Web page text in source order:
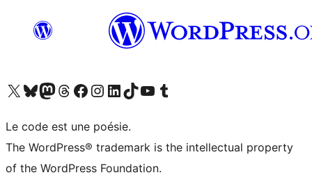
Visitez notre compte X (précédemment Twitter)
Visiter notre compte Bluesky
Visiter notre compte Mastodon
Visiter notre compte Threads
Consulter notre compte Facebook
Consulter notre compte Instagram
Consulter notre compte LinkedIn
Visiter notre compte TokTok
Visiter notre chaîne YouTube
Visiter notre compte Tumblr
Le code est une poésie.
The WordPress® trademark is the intellectual property
of the WordPress Foundation.